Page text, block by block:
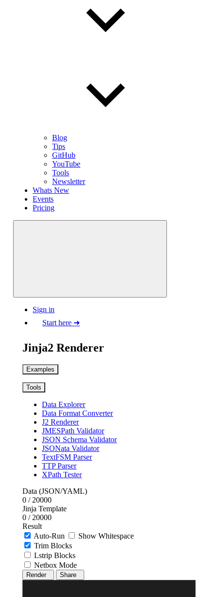
Blog
Tips
GitHub
YouTube
Tools
Newsletter
Whats New
Events
Pricing
Sign in
Start here ➜
Jinja2 Renderer
Examples
Tools
Data Explorer
Data Format Converter
J2 Renderer
JMESPath Validator
JSON Schema Validator
JSONata Validator
TextFSM Parser
TTP Parser
XPath Tester
Data (JSON/YAML)
0 / 20000
Jinja Template
0 / 20000
Result
Auto-Run
Show Whitespace
Trim Blocks
Lstrip Blocks
Netbox Mode
Render Share